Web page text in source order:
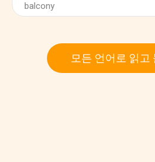
balcony
모든 언어로 읽고